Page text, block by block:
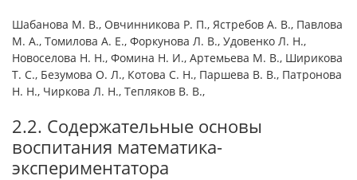
Шабанова М. В., Овчинникова Р. П., Ястребов А. В., Павлова
М. А., Томилова А. Е., Форкунова Л. В., Удовенко Л. Н.,
Новоселова Н. Н., Фомина Н. И., Артемьева М. В., Ширикова
Т. С., Безумова О. Л., Котова С. Н., Паршева В. В., Патронова
Н. Н., Чиркова Л. Н., Тепляков В. В.,
2.2. Содержательные основы
воспитания математика-
экспериментатора